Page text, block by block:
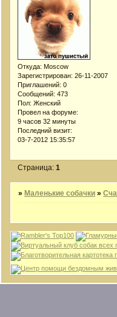
Откуда: Moscow
Зарегистрирован: 26-11-2007
Приглашений: 0
Сообщений: 473
Пол: Женский
Провел на форуме:
9 часов 32 минуты
Последний визит:
03-7-2012 15:35:57
Страница:1
» Маленькие собачки »